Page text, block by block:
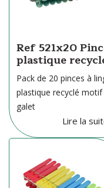
Ref 521x20
plastique
Pack de 20 pinces à
plastique recyclé motif
galet
Lire la